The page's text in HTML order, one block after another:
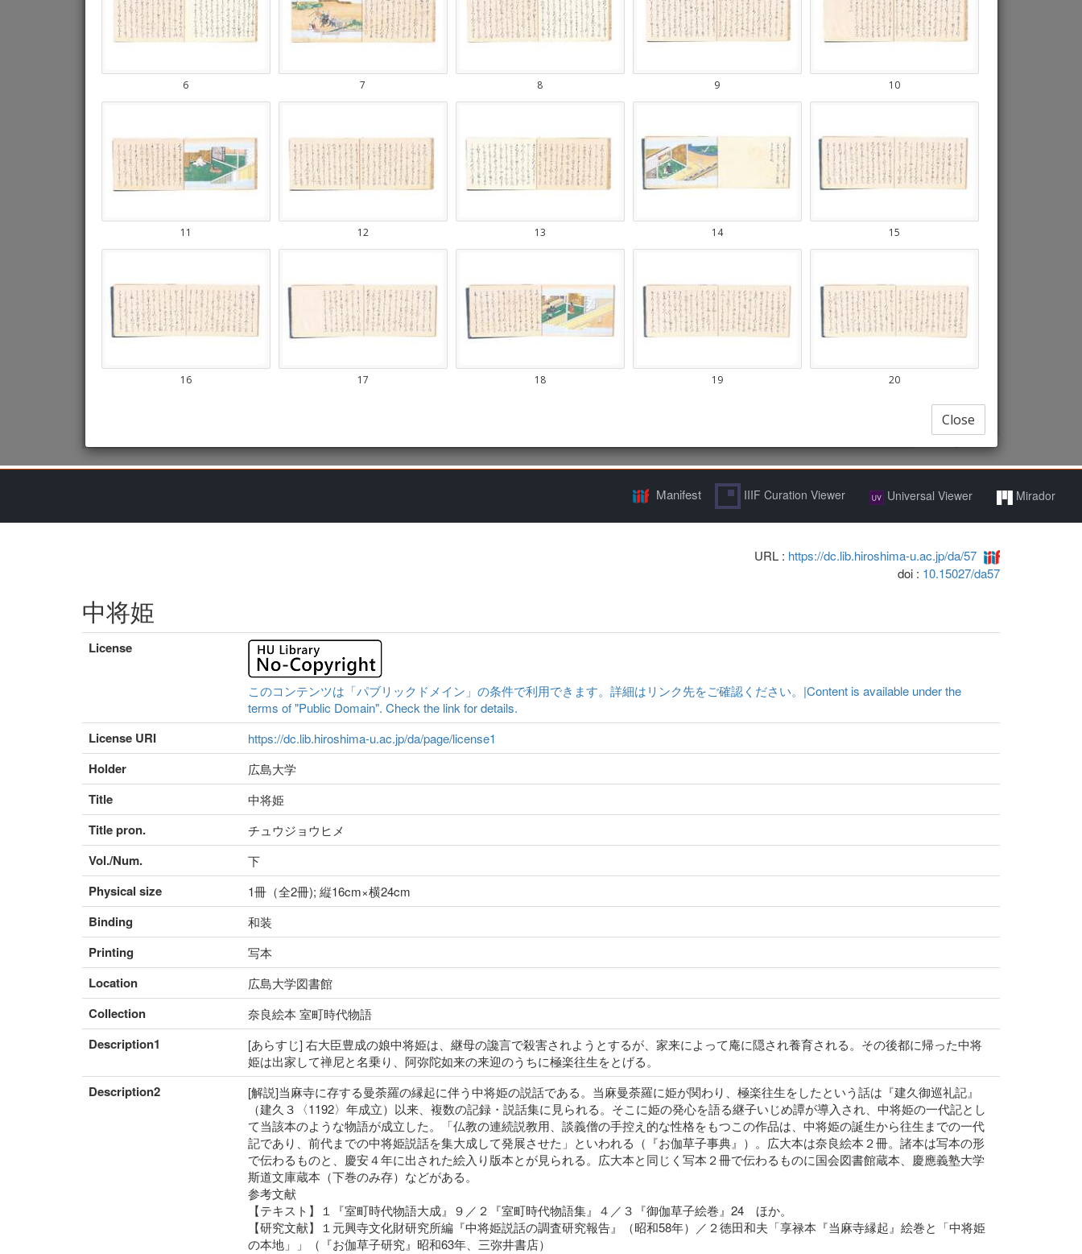
Manifest IIIF Curation Viewer Universal Viewer Mirador
URL : https://dc.lib.hiroshima-u.ac.jp/da/57
doi : 10.15027/da57
中将姫
License
このコンテンツは「パブリックドメイン」の条件で利用できます。詳細はリンク先をご確認ください。|Content is available under the
terms of "Public Domain". Check the link for details.
License URI https://dc.lib.hiroshima-u.ac.jp/da/page/license1
Holder 広島大学
Title 中将姫
Title pron. チュウジョウヒメ
Vol./Num. 下
Physical size 1冊（全2冊); 縦16cm×横24cm
Binding 和装
Printing 写本
Location 広島大学図書館
Collection 奈良絵本 室町時代物語
Description1
[あらすじ] 右大臣豊成の娘中将姫は、継母の讒言で殺害されようとするが、家来によって庵に隠され養育される。その後都に帰った中将
姫は出家して禅尼と名乗り、阿弥陀如来の来迎のうちに極楽往生をとげる。
Description2
[解説]当麻寺に存する曼荼羅の縁起に伴う中将姫の説話である。当麻曼荼羅に姫が関わり、極楽往生をしたという話は『建久御巡礼記』
（建久３〈1192〉年成立）以来、複数の記録・説話集に見られる。そこに姫の発心を語る継子いじめ譚が導入され、中将姫の一代記とし
て当該本のような物語が成立した。「仏教の連続説教用、談義僧の手控え的な性格をもつこの作品は、中将姫の誕生から往生までの一代
記であり、前代までの中将姫説話を集大成して発展させた」といわれる（『お伽草子事典』）。広大本は奈良絵本２冊。諸本は写本の形
で伝わるものと、慶安４年に出された絵入り版本とが見られる。広大本と同じく写本２冊で伝わるものに国会図書館蔵本、慶應義塾大学
斯道文庫蔵本（下巻のみ存）などがある。
参考文献
【テキスト】１『室町時代物語大成』９／２『室町時代物語集』４／３『御伽草子絵巻』24 ほか。
【研究文献】１元興寺文化財研究所編『中将姫説話の調査研究報告』（昭和58年）／２徳田和夫「享禄本『当麻寺縁起』絵巻と「中将姫
の本地」」（『お伽草子研究』昭和63年、三弥井書店）